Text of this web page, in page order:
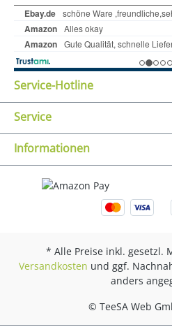
Service-Hotline
Service
Informationen
* Alle Preise inkl. gesetzl.
Versandkosten und ggf.
anders
© TeeSA Web